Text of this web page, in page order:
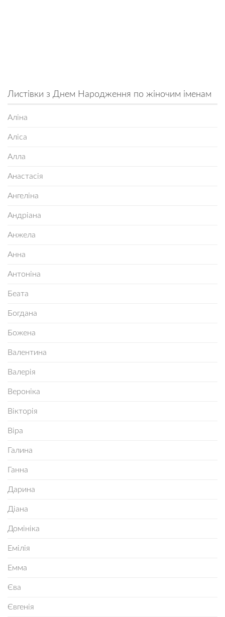
Листівки з Днем Народження по жіночим іменам
Аліна
Аліса
Алла
Анастасія
Ангеліна
Андріана
Анжела
Анна
Антоніна
Беата
Богдана
Божена
Валентина
Валерія
Вероніка
Вікторія
Віра
Галина
Ганна
Дарина
Діана
Домініка
Емілія
Емма
Єва
Євгенія